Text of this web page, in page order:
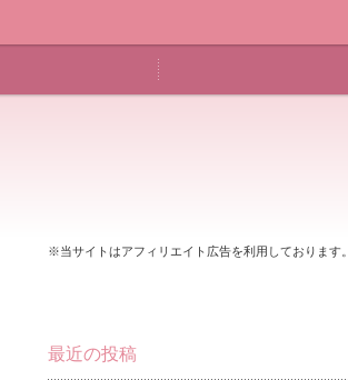
※当サイトはアフィリエイト広告を利用しております。
最近の投稿